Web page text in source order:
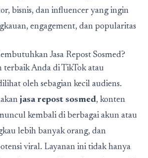
bisnis, dan influencer yang ingin
engagement, dan popularitas
Jasa Repost Sosmed?
terbaik Anda di TikTok atau
oleh sebagian kecil audiens.
jasa repost sosmed, konten
kembali di berbagai akun atau
lebih banyak orang, dan
viral. Layanan ini tidak hanya